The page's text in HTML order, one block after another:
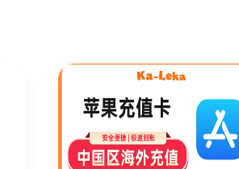
Xbox Live Gift Card 立即購買
Tencent Q Coins 立即購買